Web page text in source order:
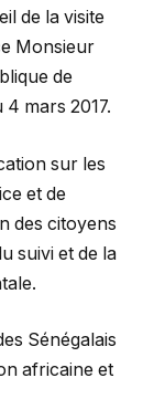
de la visite
Monsieur
de
mars 2017.
sur les
et de
des citoyens
suivi et de la
Sénégalais
africaine et